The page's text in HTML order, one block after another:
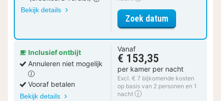
Bekijk details
Zoek datumvoor
Inclusief ontbijt
Annuleren niet mogelijk
Vooraf betalen
Bekijk details
Vanaf
€ 153,35
per kamer per nacht
Excl. € 7 bijkomende kosten
op basis van 2 personen en 1
nacht